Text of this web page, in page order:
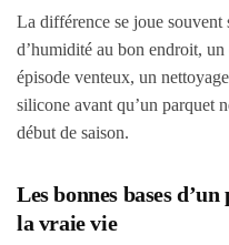
La différence se joue souvent
d’humidité au bon endroit,
épisode venteux, un
silicone avant qu’un parquet
début de saison.
Les bonnes bases
la vraie vie